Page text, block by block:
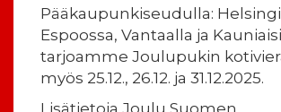
Pääkaupunkiseudulla:
Espoossa, Vantaalla ja
tarjoamme Joulupukin
myös 25.12., 26.12. ja 31.12.2025.
Lisätietoja Joulu Suomen